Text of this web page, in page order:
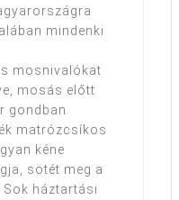
mindenki
mosnivalókat
mosás előtt
gondban
matrózcsíkos
kéne
sötét meg a
háztartási